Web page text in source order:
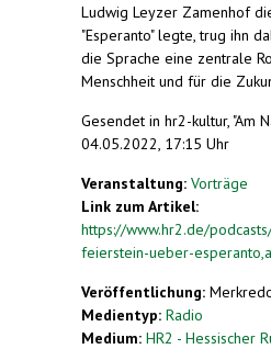
Ludwig Leyzer Zamenhof
"Esperanto" legte, trug ihn
die Sprache eine zentrale
Menschheit und für die
Gesendet in hr2-kultur, "Am
04.05.2022, 17:15 Uhr
Veranstaltung: Vorträge
Link zum Artikel:
https://www.hr2.de/
feierstein-ueber-
Veröffentlichung:
Medientyp: Radio
Medium: HR2 - Hessischer